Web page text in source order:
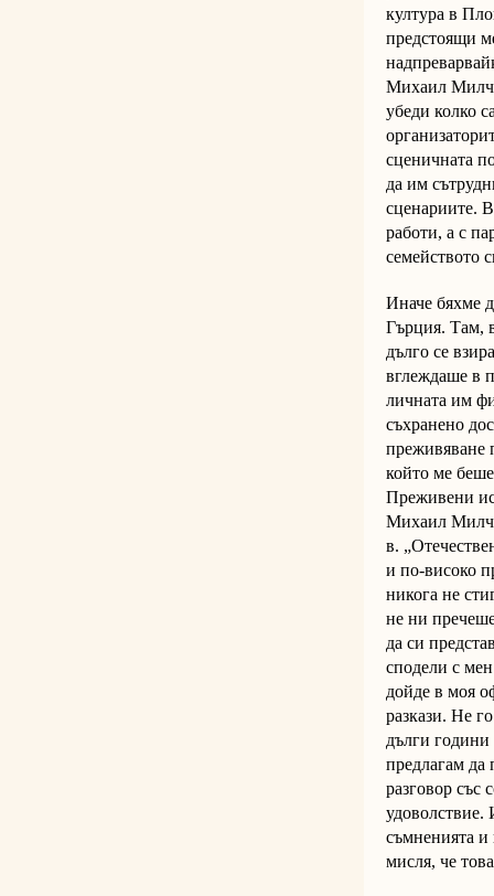
култура в
предстоящи
Михаил
убеди колко
сценичната
да им
сценариите.
работи, а с
семейството
Иначе бяхме
Гърция. Там,
дълго се
вглеждаше в
личната им
съхранено
преживяване
който ме
Преживени
Михаил
в.
и по-високо
никога не
не ни
да си
сподели с
дойде в моя
разкази. Не
дълги години
предлагам да
разговор със
съмненията и
мисля, че